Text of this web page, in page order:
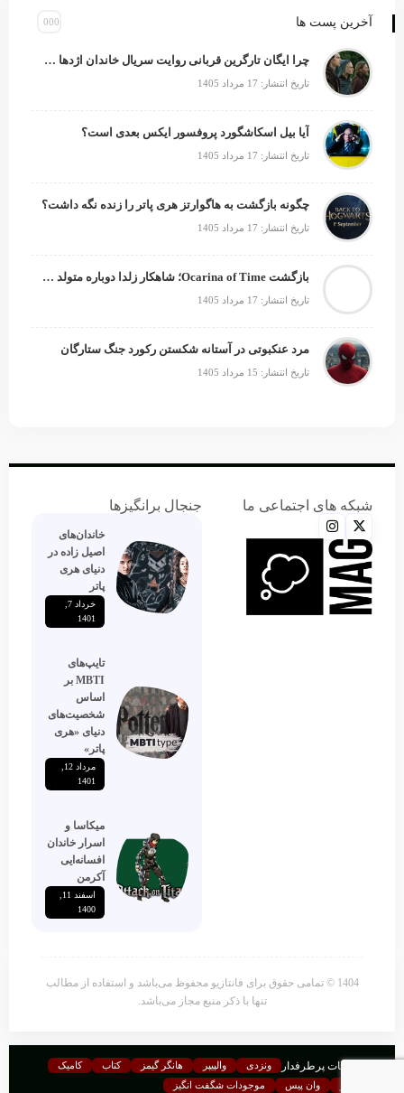
آخرین پست ها
چرا ایگان تارگرین قربانی روایت سریال خاندان اژدها شد؟
تاریخ انتشار: 17 مرداد 1405
آیا بیل اسکاشگورد پروفسور ایکس بعدی است؟
تاریخ انتشار: 17 مرداد 1405
چگونه بازگشت به هاگوارتز هری پاتر را زنده نگه داشت؟
تاریخ انتشار: 17 مرداد 1405
بازگشت Ocarina of Time؛ شاهکار زلدا دوباره متولد می‌شود
تاریخ انتشار: 17 مرداد 1405
مرد عنکبوتی در آستانه شکستن رکورد جنگ ستارگان
تاریخ انتشار: 15 مرداد 1405
شبکه های اجتماعی ما جنجال برانگیزها
خاندان‌های
اصیل زاده‌ در
دنیای هری
پاتر
1401
تایپ‌های
MBTI بر
اساس
شخصیت‌های
دنیای «هری
پاتر»
1401
میکاسا و
اسرار خاندان
افسانه‌ایی
آکرمن
1400
1404 © تمامی حقوق برای فانتازیو محفوظ می‌باشد و استفاده از مطالب
تنها با ذکر منبع مجاز می‌باشد.
موضوعات پرطرفدار ونزدی والپیپر هانگر گیمز کتاب
کامیک
وان پیس موجودات شگفت انگیز